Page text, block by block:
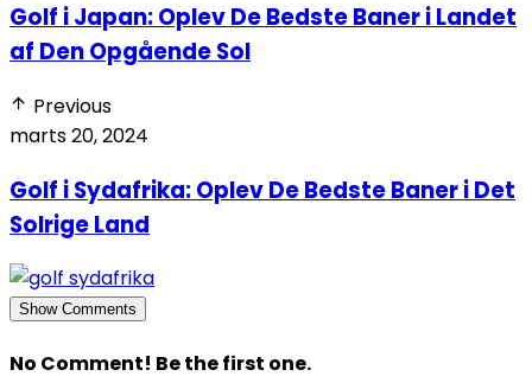
Golf i Japan: Oplev De Bedste Baner i Landet
af Den Opgående Sol
Previous
marts 20, 2024
Golf i Sydafrika: Oplev De Bedste Baner i Det
Solrige Land
Show Comments
No Comment! Be the first one.